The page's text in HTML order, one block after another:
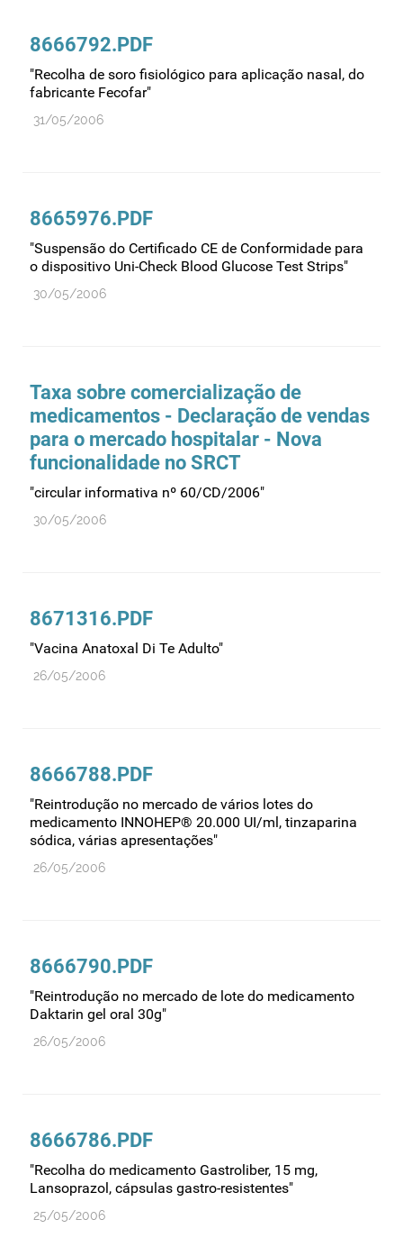
Farmacovigilância
Farmácias
Gestão financeira e patrimonial
Informação institucional
Inspeção
Investigação
Manutenção no mercado
Medicamentos de uso humano
Medicamentos genéricos
Medicamentos homeopáticos
Medicinas alternativas
Plantas medicinais
Prescrição
Preços
Publicidade
Qualidade e normalização
Reações adversas
Recursos humanos
Substâncias controladas
Supervisão do mercado
Taxas
Vigilância de dispositivos médicos
8666792.PDF
"Recolha de soro fisiológico para aplicação nasal, do
fabricante Fecofar"
31/05/2006
8665976.PDF
"Suspensão do Certificado CE de Conformidade para
o dispositivo Uni-Check Blood Glucose Test Strips"
30/05/2006
Taxa sobre comercialização de
medicamentos - Declaração de vendas
para o mercado hospitalar - Nova
funcionalidade no SRCT
"circular informativa nº 60/CD/2006"
30/05/2006
8671316.PDF
"Vacina Anatoxal Di Te Adulto"
26/05/2006
8666788.PDF
"Reintrodução no mercado de vários lotes do
medicamento INNOHEP® 20.000 UI/ml, tinzaparina
sódica, várias apresentações"
26/05/2006
8666790.PDF
"Reintrodução no mercado de lote do medicamento
Daktarin gel oral 30g"
26/05/2006
8666786.PDF
"Recolha do medicamento Gastroliber, 15 mg,
Lansoprazol, cápsulas gastro-resistentes"
25/05/2006